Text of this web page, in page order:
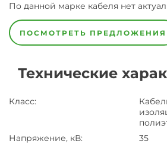
По данной марке кабеля нет
ПОСМОТРЕТЬ ПРЕДЛОЖЕНИЯ
Технические
Класс:
Напряжение, кВ:
35